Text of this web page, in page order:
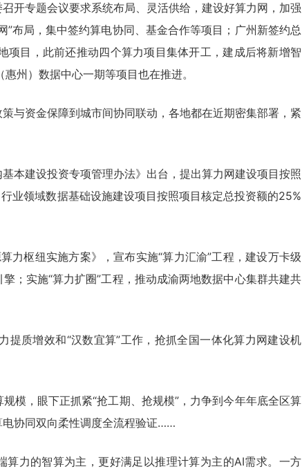
开专题会议要求系统布局、灵活供给，建设好算力网，加强
”布局，集中签约算电协同、基金合作等项目；广州新签约总
项目，此前还推动四个算力项目集体开工，建成后将新增智
州）数据中心一期等项目也在推进。
与资金保障到城市间协同联动，各地都在近期密集部署，紧
本建设投资专项管理办法》出台，提出算力网建设项目按照
业领域数据基础设施建设项目按照项目核定总投资额的25%
力枢纽实施方案》，宣布实施“算力汇渝”工程，建设万卡级
；实施“算力扩圈”工程，推动成渝两地数据中心集群共建共
提质增效和“汉数宜算”工作，抢抓全国一体化算力网建设机
模，眼下正抓紧“抢工期、抢规模”，力争到今年年底全区算
电协同双向柔性调度全流程验证……
算力的智算为主，更好满足以推理计算为主的AI需求。一方